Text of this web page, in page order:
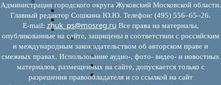
Поддержка МСП
Финансовая поддержка
Имущественная поддержка
Нормативно-правовые акты
Федеральное законодательство
Региональное законодательство
Порядок формирования и ведения
Порядок предоставления имущества из
Администрация городского округа Жуковский Московской области.
Главный редактор Сошкина Ю.Ю. Телефон: (495) 556–65–26.
E‑mail: zhuk_ps@mosreg.ru Все права на материалы,
опубликованные на сайте, защищены в соответствии с российским
и международным законодательством об авторском праве и
смежных правах. Использование аудио-, фото- видео- и новостных
материалов, размещенных на сайте, допускается только с
разрешения правообладателя и со ссылкой на сайт